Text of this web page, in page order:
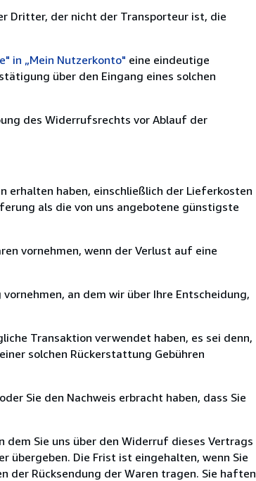
Dritter, der nicht der Transporteur ist, die
in „Mein Nutzerkonto" eine eindeutige
über den Eingang eines solchen
des Widerrufsrechts vor Ablauf der
erhalten haben, einschließlich der Lieferkosten
als die von uns angebotene günstigste
vornehmen, wenn der Verlust auf eine
an dem wir über Ihre Entscheidung,
Transaktion verwendet haben, es sei denn,
solchen Rückerstattung Gebühren
Sie den Nachweis erbracht haben, dass Sie
dem Sie uns über den Widerruf dieses Vertrags
übergeben. Die Frist ist eingehalten, wenn Sie
der Rücksendung der Waren tragen. Sie haften